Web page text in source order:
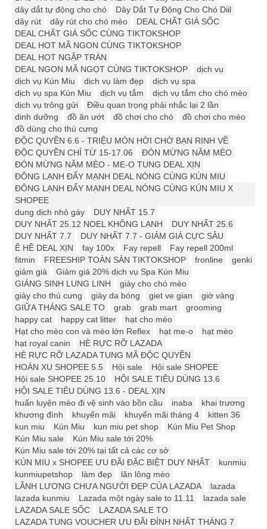
dây dắt tự động cho chó
Dây Dắt Tự Động Cho Chó Diil
dây rút
dây rút cho chó mèo
DEAL CHẤT GIÁ SỐC
DEAL CHẤT GIÁ SỐC CÙNG TIKTOKSHOP
DEAL HOT MÃ NGON CÙNG TIKTOKSHOP
DEAL HOT NGẬP TRÀN
DEAL NGON MÃ NGỌT CÙNG TIKTOKSHOP
dịch vụ
dịch vụ Kún Miu
dịch vụ làm đẹp
dịch vụ spa
dịch vụ spa Kún Miu
dịch vụ tắm
dịch vụ tắm cho chó mèo
dịch vụ trông gửi
Điều quan trọng phải nhắc lại 2 lần
dinh dưỡng
đồ ăn ướt đồ chơi cho chó
đồ chơi cho mèo
đồ dùng cho thú cưng
ĐỘC QUYỀN 6.6 - TRIỆU MÓN HỜI CHỜ BẠN RINH VỀ
ĐỘC QUYỀN CHỈ TỪ 15-17.06
ĐÓN MỪNG NĂM MÈO
ĐÓN MỪNG NĂM MÈO - ME-O TUNG DEAL XỊN
ĐÔNG LẠNH ĐẨY MẠNH DEAL NÓNG CÙNG KÚN MIU
ĐÔNG LẠNH ĐẨY MẠNH DEAL NÓNG CÙNG KÚN MIU X
SHOPEE
dung dịch nhỏ gáy
DUY NHẤT 15.7
DUY NHẤT 25.12 ️️NOEL KHÔNG LẠNH
DUY NHẤT 25.6
DUY NHẤT 7.7
DUY NHẤT 7.7 - GIẢM GIÁ CỰC SÂU
Ê HỀ DEAL XỊN
fay 100x Fay repell
Fay repell 200ml
fitmin
FREESHIP TOÀN SÀN TIKTOKSHOP fronline
genki
giảm giá
Giảm giá 20% dịch vụ Spa Kún Miu
GIÁNG SINH LUNG LINH
giày cho chó mèo
giày cho thú cưng
giày da bóng giet ve gian
giờ vàng
GIỮA THÁNG SALE TO
grab grab mart
grooming
happy cat
happy cat litter
hạt cho mèo
Hạt cho mèo con và mèo lớn Reflex
hạt me-o
hạt mèo
hạt royal canin
HÈ RỰC RỠ LAZADA
HÈ RỰC RỠ LAZADA TUNG MÃ ĐỘC QUYỀN
HOÀN XU SHOPEE 5.5
Hội sale
Hội sale SHOPEE
Hội sale SHOPEE 25.10
HỘI SALE TIÊU DÙNG 13.6
HỘI SALE TIÊU DÙNG 13.6 - DEAL XỊN
huấn luyện mèo đi vệ sinh vào bồn cầu
inaba
khai trương
khương đình
khuyến mãi khuyến mãi tháng 4
kitten 36
kun miu
Kún Miu kun miu pet shop
Kún Miu Pet Shop
Kún Miu sale
Kún Miu sale tới 20%
Kún Miu sale tới 20% tại tất cả các cơ sở
KÚN MIU x SHOPEE ƯU ĐÃI ĐẶC BIỆT DUY NHẤT
kunmiu
kunmiupetshop
làm đẹp
lăn lông mèo
LÃNH LƯƠNG CHƯA NGƯỜI ĐẸP CỦA LAZADA
lazada
lazada kunmiu
Lazada một ngày sale to 11.11
lazada sale
LAZADA SALE SỐC
LAZADA SALE TO
LAZADA TUNG VOUCHER ƯU ĐÃI ĐỈNH NHẤT THÁNG 7